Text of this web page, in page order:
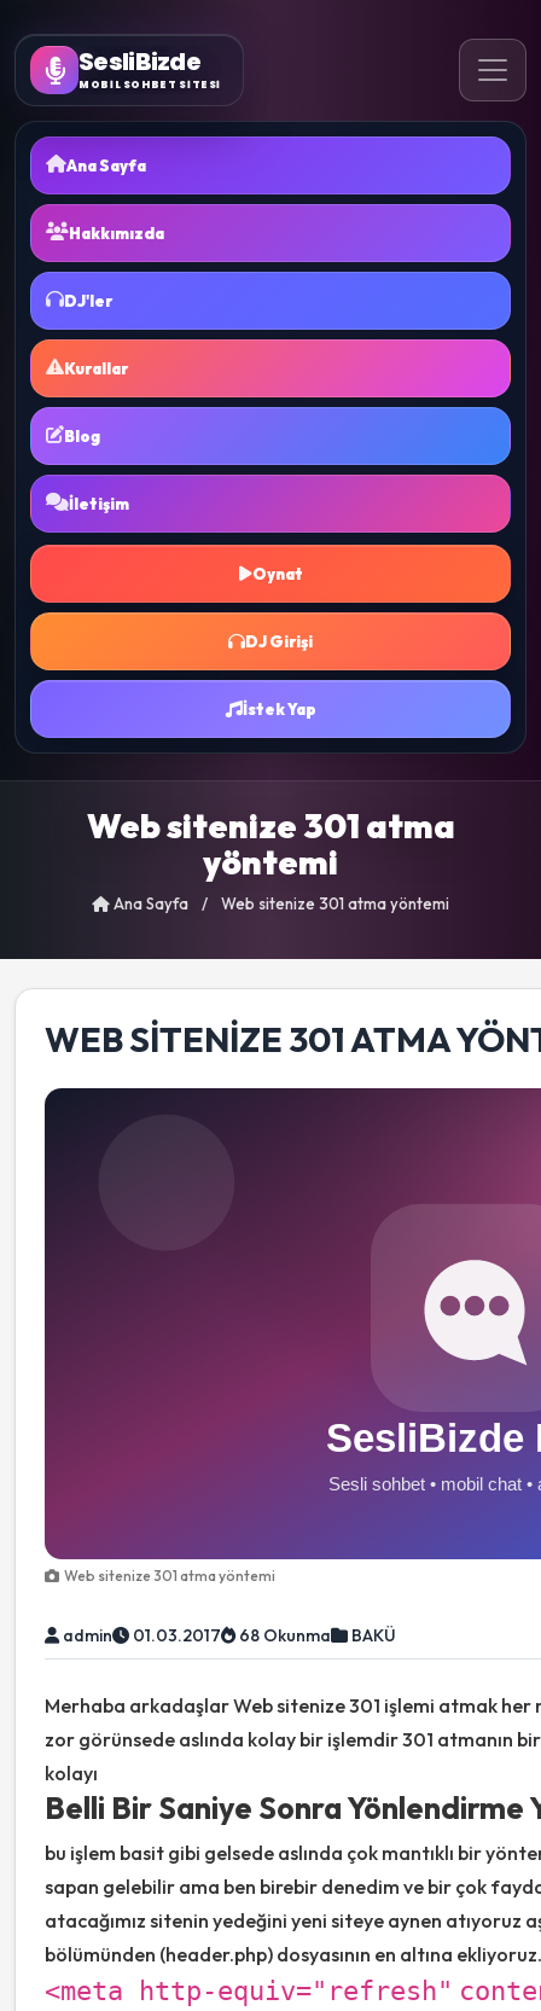
SesliBizde
MOBİL SOHBET SİTESİ
Ana Sayfa
Hakkımızda
DJ'ler
Kurallar
Blog
İletişim
Oynat
DJ Girişi
İstek Yap
Web sitenize 301 atma
yöntemi
Ana Sayfa / Web sitenize 301 atma yöntemi
WEB SITENIZE 301 ATMA
Web sitenize 301 atma yöntemi
admin 01.03.2017 68 Okunma BAKÜ
Merhaba arkadaşlar Web sitenize 301 işlemi atmak
zor görünsede aslında kolay bir işlemdir 301 atmanın
kolayı
Belli Bir Saniye Sonra Yönlendirme
bu işlem basit gibi gelsede aslında çok mantıklı bir
sapan gelebilir ama ben birebir denedim ve bir çok
atacağımız sitenin yedeğini yeni siteye aynen atıyoruz
bölümünden (header.php) dosyasının en altına ekliyoruz.
<meta http-equiv="refresh"